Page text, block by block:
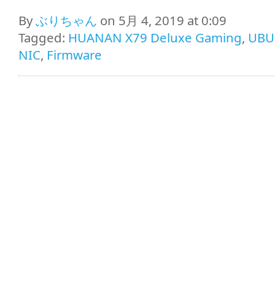
Byぶりちゃん on 5月 4, 2019 at 0:09
Tagged: HUANAN X79 Deluxe Gaming, UBU
NIC, Firmware